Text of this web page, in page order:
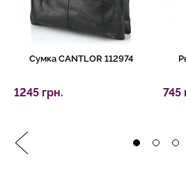
Сумка CANTLOR 112974
1245 грн. 745